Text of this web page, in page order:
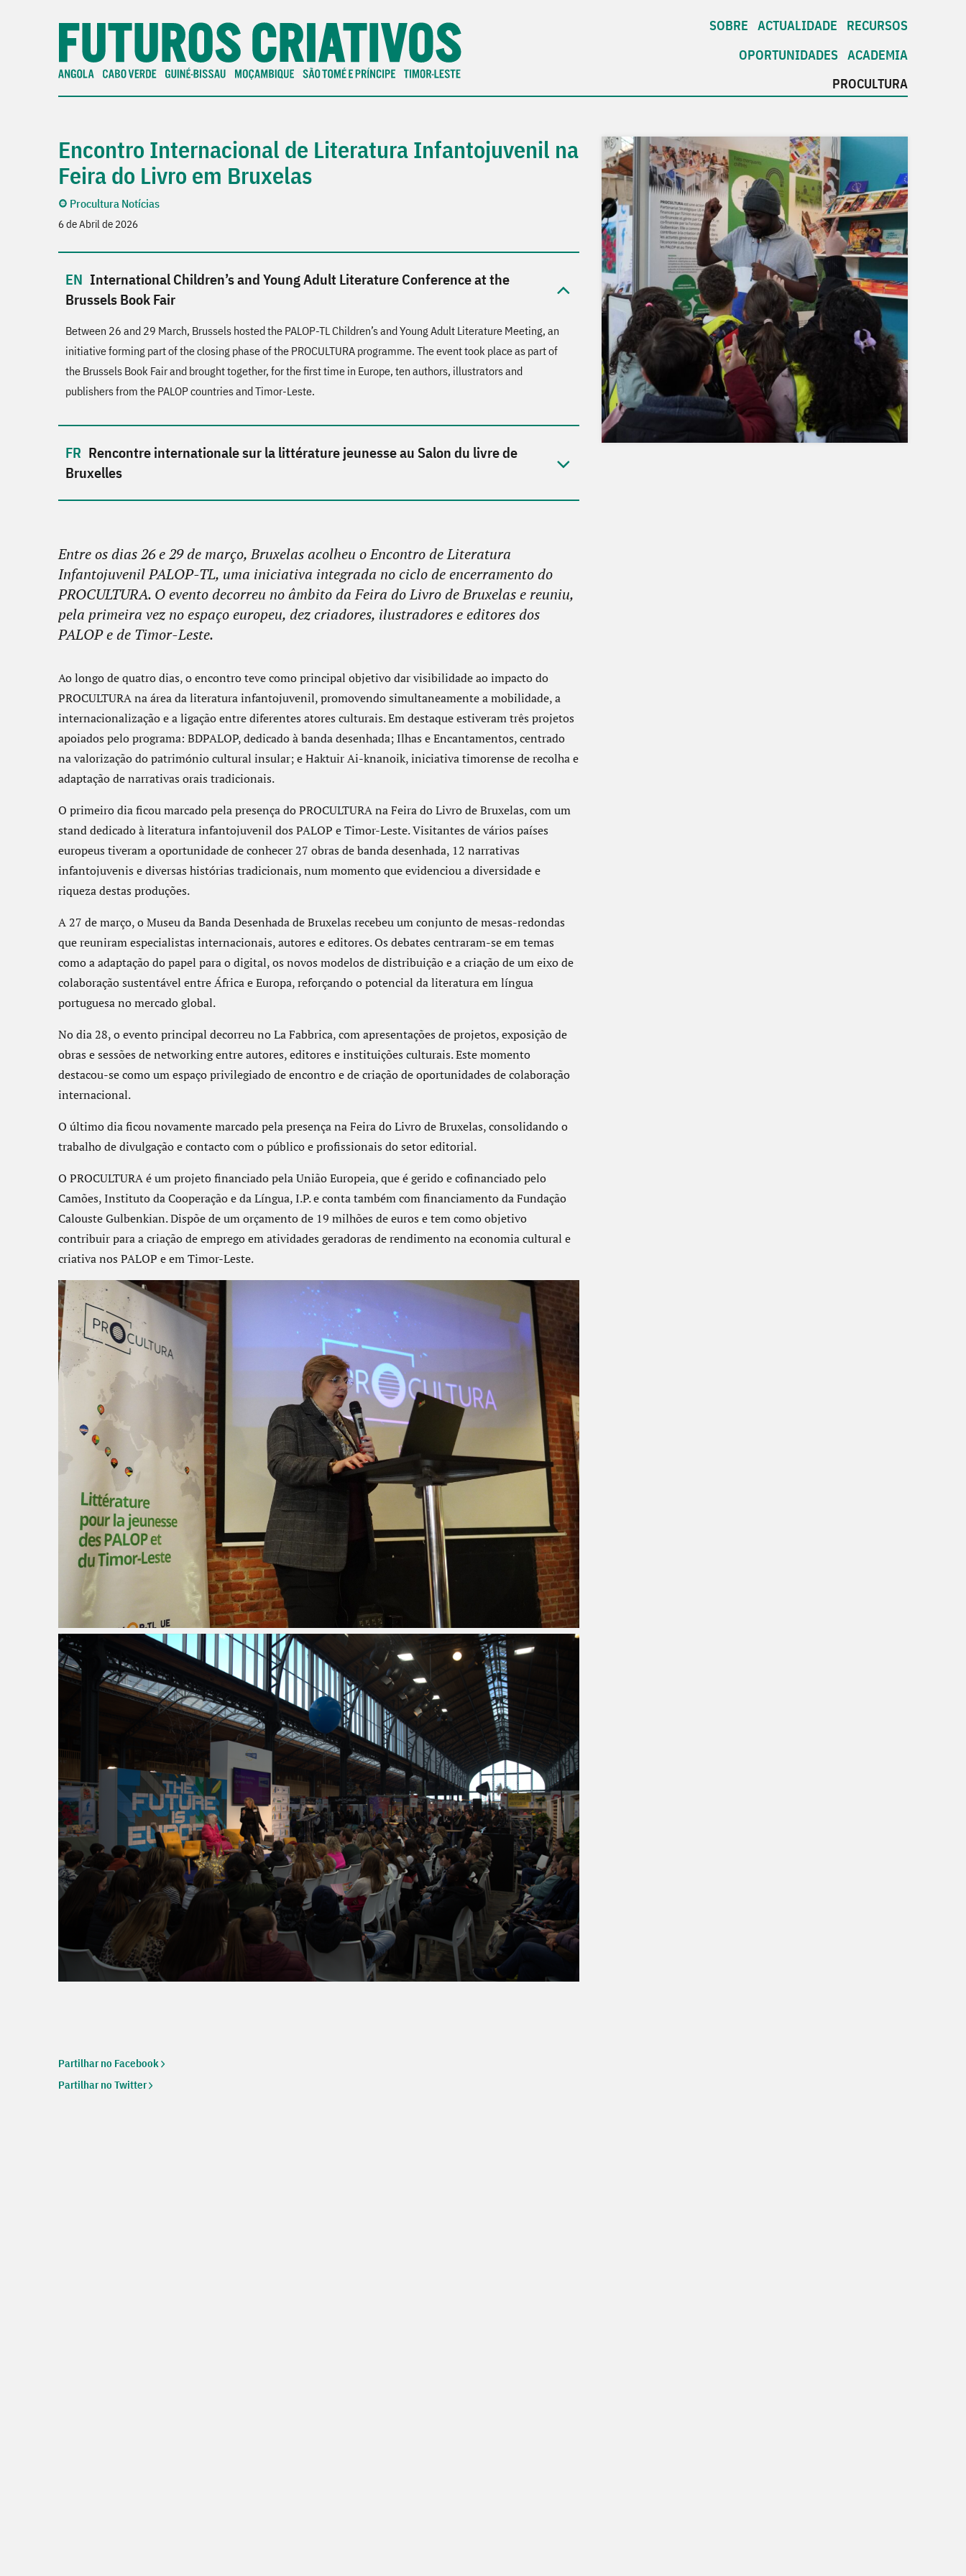
SOBRE ACTUALIDADE
RECURSOS
OPORTUNIDADES
ACADEMIA
PROCULTURA
Encontro Internacional de Literatura Infantojuvenil na
Feira do Livro em Bruxelas
Procultura Notícias
6 de Abril de 2026
International Children’s and Young Adult Literature Conference at the
Brussels Book Fair
Between 26 and 29 March, Brussels hosted the PALOP-TL Children’s and Young Adult Literature Meeting, an
initiative forming part of the closing phase of the PROCULTURA programme. The event took place as part of
the Brussels Book Fair and brought together, for the first time in Europe, ten authors, illustrators and
publishers from the PALOP countries and Timor-Leste.
Rencontre internationale sur la littérature jeunesse au Salon du livre de
Bruxelles
Entre os dias 26 e 29 de março, Bruxelas acolheu o Encontro de Literatura
Infantojuvenil PALOP-TL, uma iniciativa integrada no ciclo de encerramento do
PROCULTURA. O evento decorreu no âmbito da Feira do Livro de Bruxelas e reuniu,
pela primeira vez no espaço europeu, dez criadores, ilustradores e editores dos
PALOP e de Timor-Leste.
Ao longo de quatro dias, o encontro teve como principal objetivo dar visibilidade ao impacto do
PROCULTURA na área da literatura infantojuvenil, promovendo simultaneamente a mobilidade, a
internacionalização e a ligação entre diferentes atores culturais. Em destaque estiveram três projetos
apoiados pelo programa: BDPALOP, dedicado à banda desenhada; Ilhas e Encantamentos, centrado
na valorização do património cultural insular; e Haktuir Ai-knanoik, iniciativa timorense de recolha e
adaptação de narrativas orais tradicionais.
O primeiro dia ficou marcado pela presença do PROCULTURA na Feira do Livro de Bruxelas, com um
stand dedicado à literatura infantojuvenil dos PALOP e Timor-Leste. Visitantes de vários países
europeus tiveram a oportunidade de conhecer 27 obras de banda desenhada, 12 narrativas
infantojuvenis e diversas histórias tradicionais, num momento que evidenciou a diversidade e
riqueza destas produções.
A 27 de março, o Museu da Banda Desenhada de Bruxelas recebeu um conjunto de mesas-redondas
que reuniram especialistas internacionais, autores e editores. Os debates centraram-se em temas
como a adaptação do papel para o digital, os novos modelos de distribuição e a criação de um eixo de
colaboração sustentável entre África e Europa, reforçando o potencial da literatura em língua
portuguesa no mercado global.
No dia 28, o evento principal decorreu no La Fabbrica, com apresentações de projetos, exposição de
obras e sessões de networking entre autores, editores e instituições culturais. Este momento
destacou-se como um espaço privilegiado de encontro e de criação de oportunidades de colaboração
internacional.
O último dia ficou novamente marcado pela presença na Feira do Livro de Bruxelas, consolidando o
trabalho de divulgação e contacto com o público e profissionais do setor editorial.
O PROCULTURA é um projeto financiado pela União Europeia, que é gerido e cofinanciado pelo
Camões, Instituto da Cooperação e da Língua, I.P. e conta também com financiamento da Fundação
Calouste Gulbenkian. Dispõe de um orçamento de 19 milhões de euros e tem como objetivo
contribuir para a criação de emprego em atividades geradoras de rendimento na economia cultural e
criativa nos PALOP e em Timor-Leste.
Partilhar no Facebook
Partilhar no Twitter